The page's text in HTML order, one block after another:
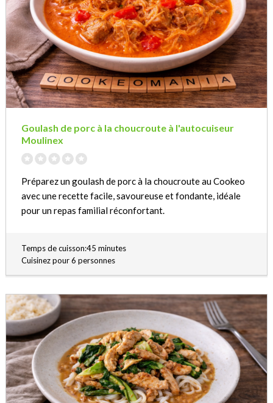
Goulash de porc à la choucroute à l'autocuiseur
Moulinex
Préparez un goulash de porc à la choucroute au Cookeo
avec une recette facile, savoureuse et fondante, idéale
pour un repas familial réconfortant.
Temps de cuisson:45 minutes
Cuisinez pour 6 personnes